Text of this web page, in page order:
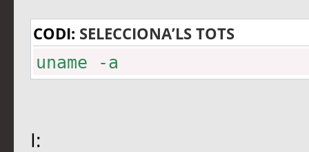
CODI: SELECCIONA’LS TOTS
uname -a
I: